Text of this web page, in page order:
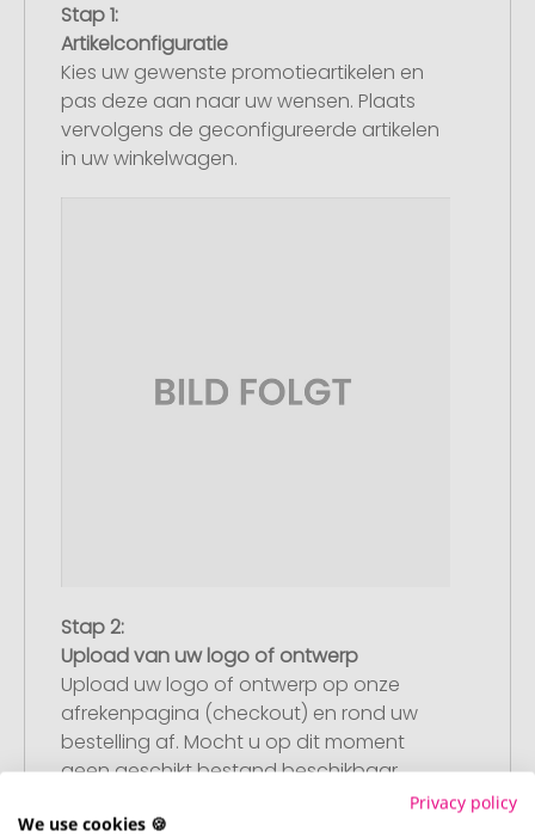
Stap 1:
Artikelconfiguratie
Kies uw gewenste promotieartikelen en
pas deze aan naar uw wensen. Plaats
vervolgens de geconfigureerde artikelen
in uw winkelwagen.
Stap 2:
Upload van uw logo of ontwerp
Upload uw logo of ontwerp op onze
afrekenpagina (checkout) en rond uw
bestelling af. Mocht u op dit moment
geen geschikt bestand beschikbaar
hebben, dan kunt u dit later aanleveren.Privacy policy
We use cookies 🍪